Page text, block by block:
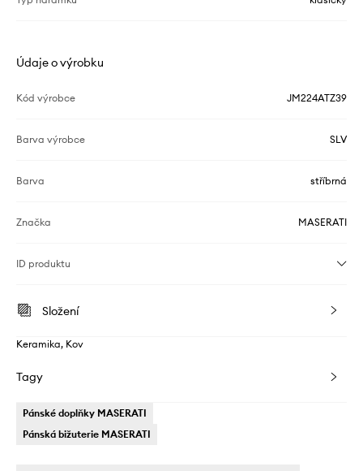
Údaje o výrobku
Kód výrobce JM224ATZ39
Barva výrobce SLV
Barva stříbrná
Značka MASERATI
ID produktu
Složení
Keramika, Kov
Tagy
Pánské doplňky MASERATI
Pánská bižuterie MASERATI